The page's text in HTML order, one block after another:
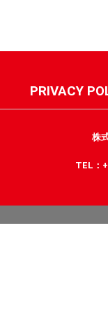
PRIVACY
株
TEL：